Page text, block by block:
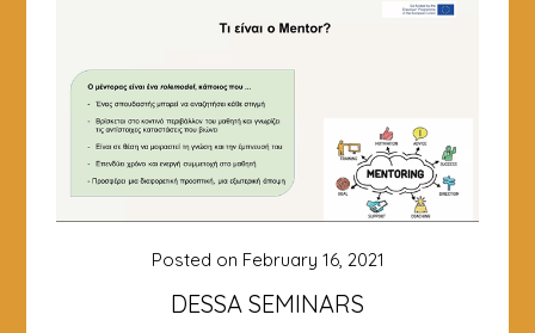
DESSA SEMINARS
Posted on February 16, 2021